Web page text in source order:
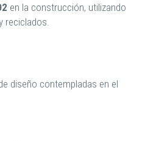
en la construcción, utilizando
reciclados.
diseño contempladas en el